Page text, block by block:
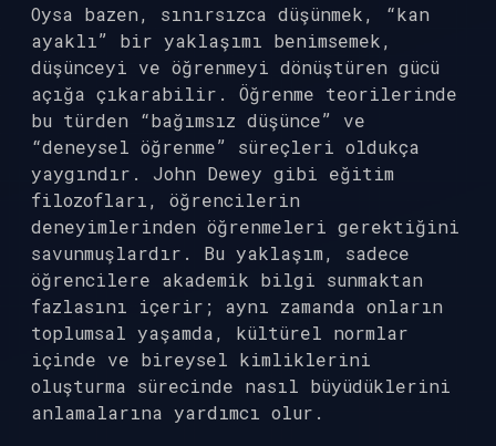
Oysa bazen, sınırsızca düşünmek, “kan
ayaklı” bir yaklaşımı benimsemek,
düşünceyi ve öğrenmeyi dönüştüren gücü
açığa çıkarabilir. Öğrenme teorilerinde
bu türden “bağımsız düşünce” ve
“deneysel öğrenme” süreçleri oldukça
yaygındır. John Dewey gibi eğitim
filozofları, öğrencilerin
deneyimlerinden öğrenmeleri gerektiğini
savunmuşlardır. Bu yaklaşım, sadece
öğrencilere akademik bilgi sunmaktan
fazlasını içerir; aynı zamanda onların
toplumsal yaşamda, kültürel normlar
içinde ve bireysel kimliklerini
oluşturma sürecinde nasıl büyüdüklerini
anlamalarına yardımcı olur.